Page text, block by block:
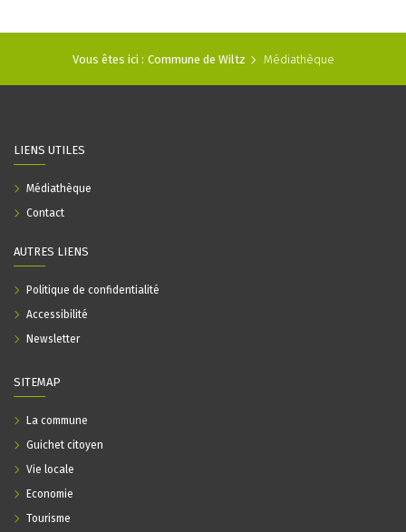
Vous êtes ici : Commune de Wiltz Médiathèque
SITEMAP
La commune
Guichet citoyen
Vie locale
Economie
Tourisme
LIENS UTILES
Médiathèque
Contact
AUTRES LIENS
Politique de confidentialité
Accessibilité
Newsletter